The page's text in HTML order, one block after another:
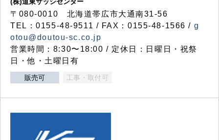
〒080-0010 北海道帯広市大通南31-56
TEL：0155-48-9511 / FAX：0155-48-1566 / g
otou@doutou-sc.co.jp
営業時間：8:30〜18:00 / 定休日：日曜日・祝祭
日・他・土曜日有
販売可 工事・取付可